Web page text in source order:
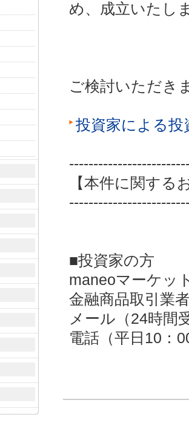
め、成立いたし
ご検討いただき
投資家による
【本件に関する
■投資家の方
maneoマーケッ
金融商品取引業
メール（24時間
電話（平日10：